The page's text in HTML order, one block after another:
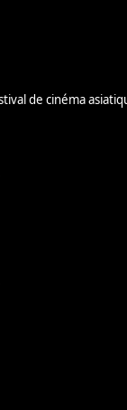
de cinéma